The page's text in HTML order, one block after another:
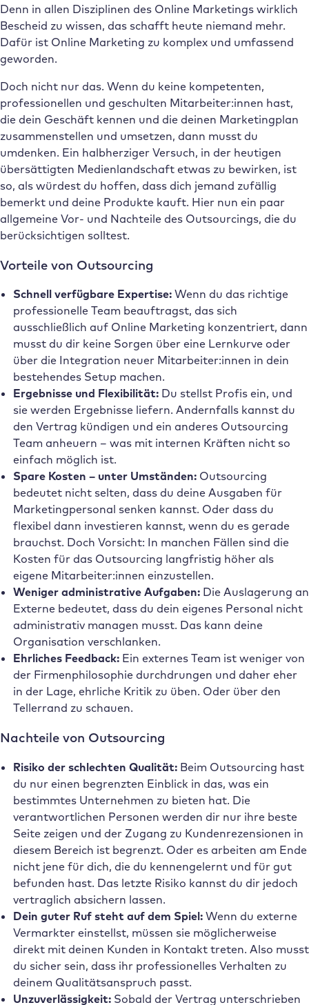
Denn in allen Disziplinen des Online Marketings wirklich
Bescheid zu wissen, das schafft heute niemand mehr.
Dafür ist Online Marketing zu komplex und umfassend
geworden.
Doch nicht nur das. Wenn du keine kompetenten,
professionellen und geschulten Mitarbeiter:innen hast,
die dein Geschäft kennen und die deinen Marketingplan
zusammenstellen und umsetzen, dann musst du
umdenken. Ein halbherziger Versuch, in der heutigen
übersättigten Medienlandschaft etwas zu bewirken, ist
so, als würdest du hoffen, dass dich jemand zufällig
bemerkt und deine Produkte kauft. Hier nun ein paar
allgemeine Vor- und Nachteile des Outsourcings, die du
berücksichtigen solltest.
Vorteile von Outsourcing
Schnell verfügbare Expertise:Wenn du das richtige
professionelle Team beauftragst, das sich
ausschließlich auf Online Marketing konzentriert, dann
musst du dir keine Sorgen über eine Lernkurve oder
über die Integration neuer Mitarbeiter:innen in dein
bestehendes Setup machen.
Ergebnisse und Flexibilität:Du stellst Profis ein, und
sie werden Ergebnisse liefern. Andernfalls kannst du
den Vertrag kündigen und ein anderes Outsourcing
Team anheuern – was mit internen Kräften nicht so
einfach möglich ist.
Spare Kosten – unter Umständen:Outsourcing
bedeutet nicht selten, dass du deine Ausgaben für
Marketingpersonal senken kannst. Oder dass du
flexibel dann investieren kannst, wenn du es gerade
brauchst. Doch Vorsicht: In manchen Fällen sind die
Kosten für das Outsourcing langfristig höher als
eigene Mitarbeiter:innen einzustellen.
Weniger administrative Aufgaben:Die Auslagerung an
Externe bedeutet, dass du dein eigenes Personal nicht
administrativ managen musst. Das kann deine
Organisation verschlanken.
Ehrliches Feedback:Ein externes Team ist weniger von
der Firmenphilosophie durchdrungen und daher eher
in der Lage, ehrliche Kritik zu üben. Oder über den
Tellerrand zu schauen.
Nachteile von Outsourcing
Risiko der schlechten Qualität:Beim Outsourcing hast
du nur einen begrenzten Einblick in das, was ein
bestimmtes Unternehmen zu bieten hat. Die
verantwortlichen Personen werden dir nur ihre beste
Seite zeigen und der Zugang zu Kundenrezensionen in
diesem Bereich ist begrenzt. Oder es arbeiten am Ende
nicht jene für dich, die du kennengelernt und für gut
befunden hast. Das letzte Risiko kannst du dir jedoch
vertraglich absichern lassen.
Dein guter Ruf steht auf dem Spiel:Wenn du externe
Vermarkter einstellst, müssen sie möglicherweise
direkt mit deinen Kunden in Kontakt treten. Also musst
du sicher sein, dass ihr professionelles Verhalten zu
deinem Qualitätsanspruch passt.
Unzuverlässigkeit:Sobald der Vertrag unterschrieben